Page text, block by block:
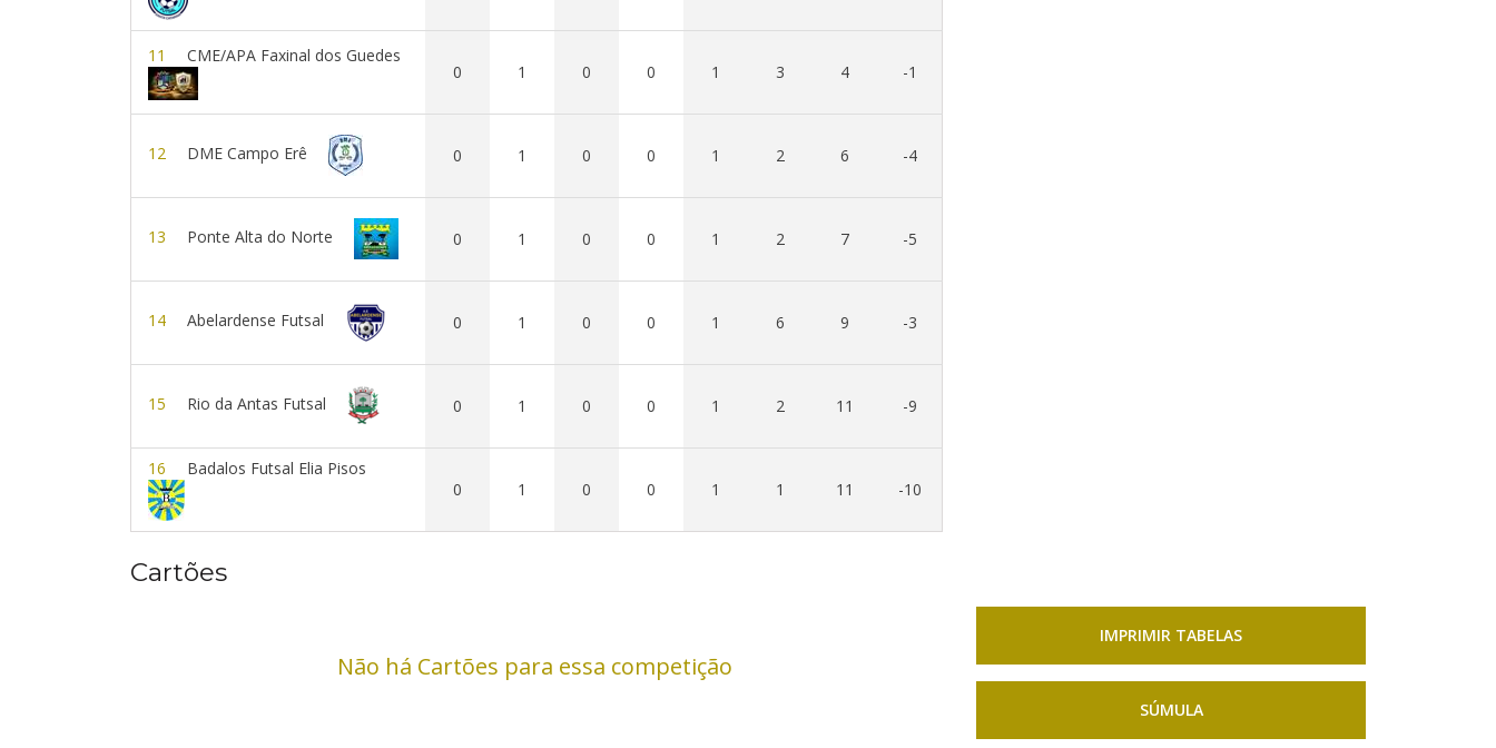
11 CME/APA Faxinal dos Guedes
0 1 0 0 1 3 4 -1
12 DME Campo Erê 0 1 0 0 1 2 6 -4
13 Ponte Alta do Norte 0 1 0 0 1 2 7 -5
14 Abelardense Futsal 0 1 0 0 1 6 9 -3
15 Rio da Antas Futsal 0 1 0 0 1 2 11 -9
16
Badalos Futsal Elia Pisos
0
1 0 0 1 1 11 -10
Cartões
Não há Cartões para essa competição
IMPRIMIR TABELAS
SÚMULA